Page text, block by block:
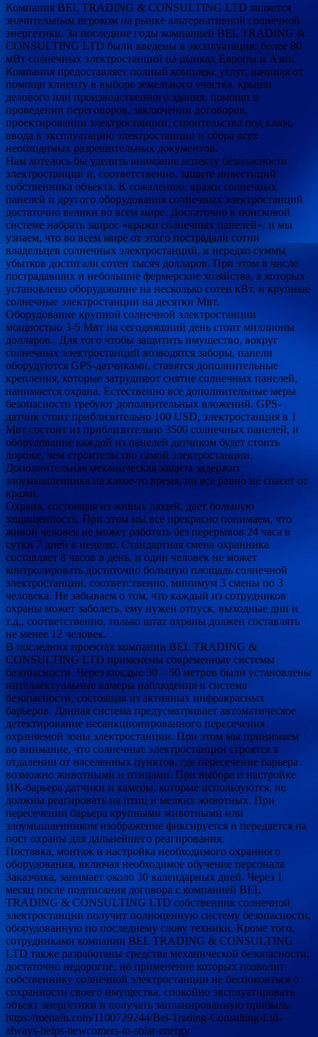
Компания BEL TRADING & CONSULTING LTD является
значительным игроком на рынке альтернативной солнечной
энергетики. За последние годы компанией BEL TRADING &
CONSULTING LTD были введены в эксплуатацию более 80
мВт солнечных электростанций на рынках Европы и Азии.
Компания предоставляет полный комплекс услуг, начиная от
помощи клиенту в выборе земельного участка, крыши
делового или производственного здания, помощи в
проведении переговоров, заключении договоров,
проектировании электростанции, строительства под ключ,
ввода в эксплуатацию электростанции и сбора всех
необходимых разрешительных документов.
Нам хотелось бы уделить внимание аспекту безопасности
электростанции и, соответственно, защите инвестиций
собственника объекта. К сожалению, кражи солнечных
панелей и другого оборудования солнечных электростанций
достаточно велики во всем мире. Достаточно в поисковой
системе набрать запрос «кражи солнечных панелей», и мы
узнаем, что во всем мире от этого пострадали сотни
владельцев солнечных электростанций, и нередко суммы
убытков достигали сотен тысяч долларов. При этом в числе
пострадавших и небольшие фермерские хозяйства, в которых
установлено оборудование на несколько сотен кВт, и крупные
солнечные электростанции на десятки Мвт.
Оборудование крупной солнечной электростанции
мощностью 3-5 Мвт на сегодняшний день стоит миллионы
долларов. Для того чтобы защитить имущество, вокруг
солнечных электростанций возводятся заборы, панели
оборудуются GPS-датчиками, ставятся дополнительные
крепления, которые затрудняют снятие солнечных панелей,
нанимается охрана. Естественно все дополнительные меры
безопасности требуют дополнительных вложений. GPS-
датчик стоит приблизительно 100 USD, электростанция в 1
Мвт состоит из приблизительно 3500 солнечных панелей, и
оборудование каждой из панелей датчиком будет стоить
дороже, чем строительство самой электростанции.
Дополнительная механическая защита задержит
злоумышленника на какое-то время, но все равно не спасет от
кражи.
Охрана, состоящая из живых людей, дает большую
защищенность. При этом мы все прекрасно понимаем, что
живой человек не может работать без перерывов 24 часа в
сутки 7 дней в неделю. Стандартная смена охранника
составляет 8 часов в день, и один человек не может
контролировать достаточно большую площадь солнечной
электростанции, соответственно, минимум 3 смены по 3
человека. Не забываем о том, что каждый из сотрудников
охраны может заболеть, ему нужен отпуск, выходные дни и
т.д., соответственно, только штат охраны должен составлять
не менее 12 человек.
В последних проектах компании BEL TRADING &
CONSULTING LTD применены современные системы
безопасности. Через каждые 30 – 50 метров были установлены
интеллектуальные камеры наблюдения и система
безопасности, состоящая из активных инфракрасных
барьеров. Данная система предусматривает автоматическое
детектирование несанкционированного пересечения
охраняемой зоны электростанции. При этом мы принимаем
во внимание, что солнечные электростанции строятся в
отдалении от населенных пунктов, где пересечение барьера
возможно животными и птицами. При выборе и настройке
ИК-барьера датчики и камеры, которые используются, не
должны реагировать на птиц и мелких животных. При
пересечении барьера крупными животными или
злоумышленником изображение фиксируется и передается на
пост охраны для дальнейшего реагирования.
Поставка, монтаж и настройка необходимого охранного
оборудования, включая необходимое обучение персонала
Заказчика, занимает около 30 календарных дней. Через 1
месяц после подписания договора с компанией BEL
TRADING & CONSULTING LTD собственник солнечной
электростанции получит полноценную систему безопасности,
оборудованную по последнему слову техники. Кроме того,
сотрудниками компании BEL TRADING & CONSULTING
LTD также разработаны средства механической безопасности,
достаточно недорогие, но применение которых позволит
собственнику солнечной электростанции не беспокоиться о
сохранности своего имущества, спокойно эксплуатировать
объект энергетики и получать запланированную прибыль.
https://menafn.com/1100729244/Bel-Trading-Consulting-Ltd-
always-helps-newcomers-to-solar-energy